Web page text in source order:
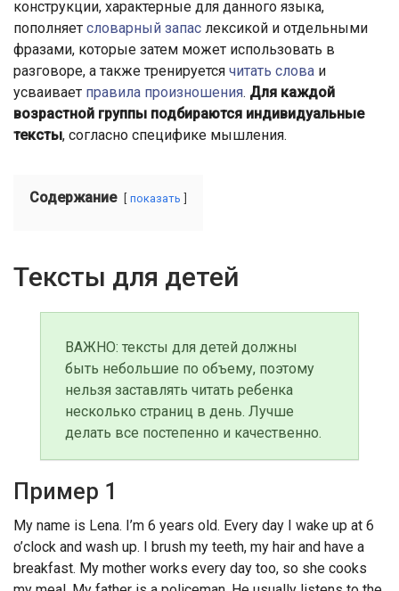
конструкции, характерные для данного языка,
пополняет словарный запас лексикой и отдельными
фразами, которые затем может использовать в
разговоре, а также тренируется читать слова и
усваивает правила произношения. Для каждой
возрастной группы подбираются индивидуальные
тексты, согласно специфике мышления.
Содержание показать
Тексты для детей
ВАЖНО: тексты для детей должны
быть небольшие по объему, поэтому
нельзя заставлять читать ребенка
несколько страниц в день. Лучше
делать все постепенно и качественно.
Пример 1
My name is Lena. I’m 6 years old. Every day I wake up at 6
o’clock and wash up. I brush my teeth, my hair and have a
breakfast. My mother works every day too, so she cooks